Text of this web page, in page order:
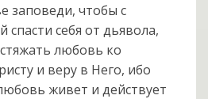
заповеди, чтобы с
себя от дьявола,
любовь ко
и веру в Него, ибо
живет и действует